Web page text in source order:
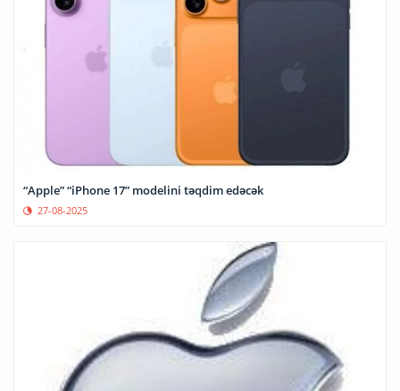
“Apple” “iPhone 17” modelini təqdim edəcək
27-08-2025